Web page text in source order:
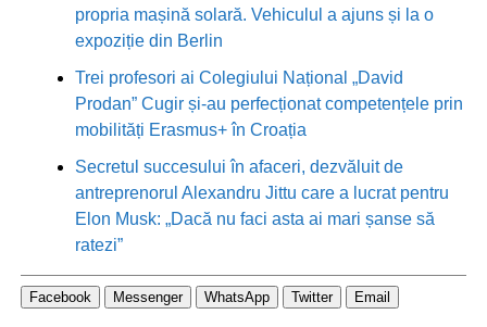
propria mașină solară. Vehiculul a ajuns și la o
expoziție din Berlin
Trei profesori ai Colegiului Național „David
Prodan” Cugir și-au perfecționat competențele prin
mobilități Erasmus+ în Croația
Secretul succesului în afaceri, dezvăluit de
antreprenorul Alexandru Jittu care a lucrat pentru
Elon Musk: „Dacă nu faci asta ai mari șanse să
ratezi”
Facebook Messenger WhatsApp Twitter Email